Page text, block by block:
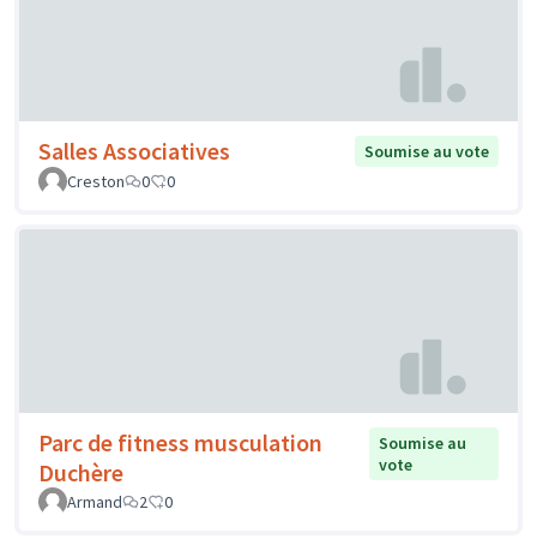
Salles Associatives
Soumise au vote
Creston
0 0
Parc de fitness musculation
Duchère
Soumise au
vote
Armand
2 0